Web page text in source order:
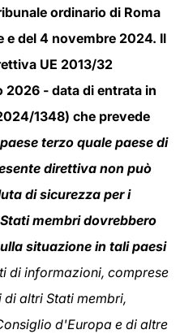
ordinario di Roma
e del 4 novembre 2024. Il
UE 2013/32
2026 - data di entrata in
1348) che prevede
terzo quale paese di
direttiva non può
di sicurezza per i
membri dovrebbero
situazione in tali paesi
di informazioni, comprese
altri Stati membri,
d'Europa e di altre